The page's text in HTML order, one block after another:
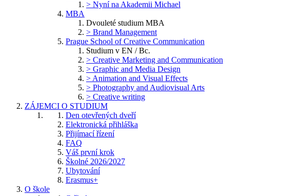
> Nyní na Akademii Michael
MBA
Dvouleté studium MBA
> Brand Management
Prague School of Creative Communication
Studium v EN / Bc.
> Creative Marketing and Communication
> Graphic and Media Design
> Animation and Visual Effects
> Photography and Audiovisual Arts
> Creative writing
ZÁJEMCI O STUDIUM
Den otevřených dveří
Elektronická přihláška
Přijímací řízení
FAQ
Váš první krok
Školné 2026/2027
Ubytování
Erasmus+
O škole